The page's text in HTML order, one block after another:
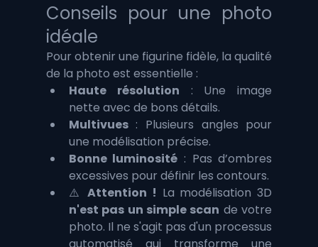
Conseils pour une photo
idéale
Pour obtenir une figurine fidèle, la qualité
de la photo est essentielle :
Haute résolution : Une image
nette avec de bons détails.
Multivues : Plusieurs angles pour
une modélisation précise.
Bonne luminosité : Pas d’ombres
excessives pour définir les contours.
⚠️ Attention !
n'est pas un simple scan de votre
photo. Il ne s'agit pas d'un processus